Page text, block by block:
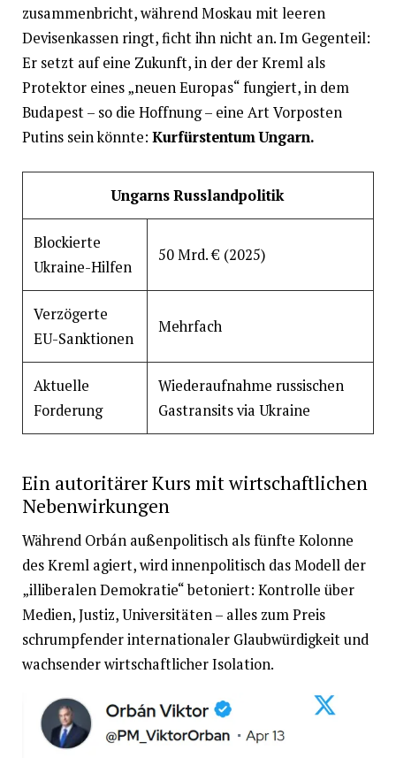
zusammenbricht, während Moskau mit leeren
Devisenkassen ringt, ficht ihn nicht an. Im Gegenteil:
Er setzt auf eine Zukunft, in der der Kreml als
Protektor eines „neuen Europas“ fungiert, in dem
Budapest – so die Hoffnung – eine Art Vorposten
Putins sein könnte: Kurfürstentum Ungarn.
Ungarns Russlandpolitik
Blockierte
Ukraine-Hilfen
50 Mrd. € (2025)
Verzögerte
EU-Sanktionen
Mehrfach
Aktuelle
Forderung
Wiederaufnahme russischen
Gastransits via Ukraine
Ein autoritärer Kurs mit wirtschaftlichen
Nebenwirkungen
Während Orbán außenpolitisch als fünfte Kolonne
des Kreml agiert, wird innenpolitisch das Modell der
„illiberalen Demokratie“ betoniert: Kontrolle über
Medien, Justiz, Universitäten – alles zum Preis
schrumpfender internationaler Glaubwürdigkeit und
wachsender wirtschaftlicher Isolation.